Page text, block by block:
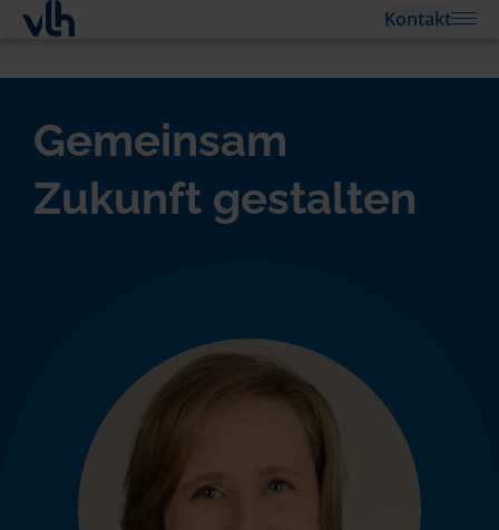
Kontakt
Gemeinsam
Zukunft gestalten